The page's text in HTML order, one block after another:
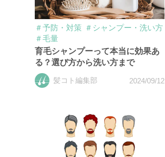
＃予防・対策 ＃シャンプー・洗い方
＃毛量
育毛シャンプーって本当に効果あ
る？選び方から洗い方まで
髪コト編集部 2024/09/12